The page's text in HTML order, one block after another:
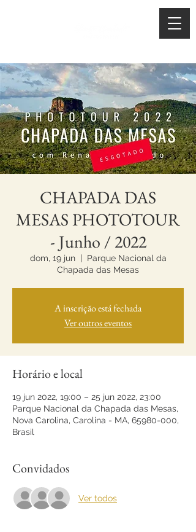
CHAPADA DAS
MESAS PHOTOTOUR
- Junho / 2022
dom, 19 jun
  |
Parque Nacional da
Chapada das Mesas
A inscrição está fechada
Ver outros eventos
Horário e local
19 jun 2022, 19:00 – 25 jun 2022, 23:00
Parque Nacional da Chapada das Mesas,
Nova Carolina, Carolina - MA, 65980-000,
Brasil
Convidados
Ver todos